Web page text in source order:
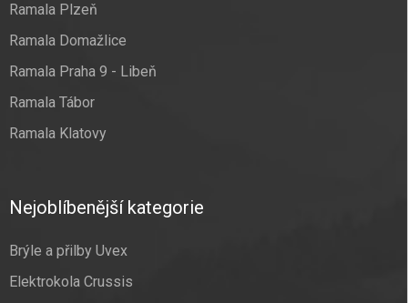
Ramala Plzeň
Ramala Domažlice
Ramala Praha 9 - Libeň
Ramala Tábor
Ramala Klatovy
Nejoblíbenější kategorie
Brýle a přilby Uvex
Elektrokola Crussis